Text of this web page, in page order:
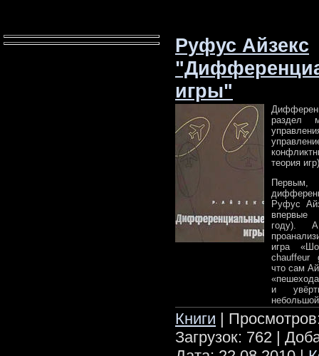
Руфус Айзекс
игры"
раздел
теория
Руфус
впервые
году).
игра
chauffeur
что сам
и
Книги |
Загрузок: 762 |